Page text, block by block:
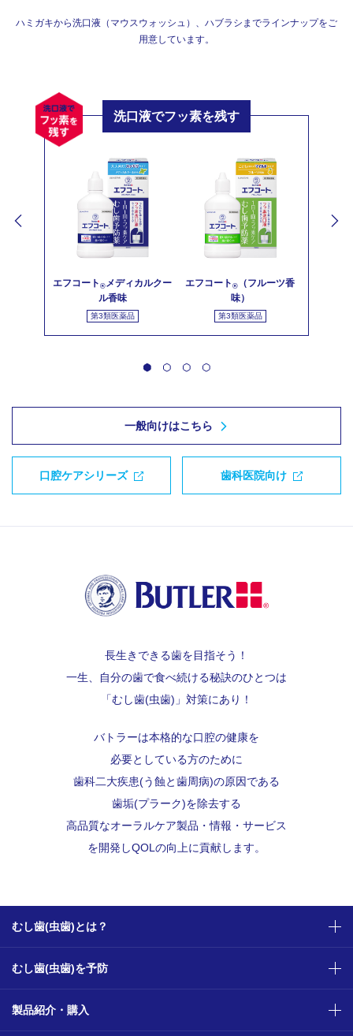
ハミガキから洗口液（マウスウォッシュ）、ハブラシまでラインナップをご
用意しています。
洗口液でフッ素を残す
エフコート®メディカルクー
ル香味
第3類医薬品
エフコート®
（フルーツ香
味）
第3類医薬品
一般向けはこちら
口腔ケアシリーズ 歯科医院向け
長生きできる歯を目指そう！
一生、自分の歯で食べ続ける秘訣のひとつは
「むし歯(虫歯)」対策にあり！
バトラーは本格的な口腔の健康を
必要としている方のために
歯科二大疾患(う蝕と歯周病)の原因である
歯垢(プラーク)を除去する
高品質なオーラルケア製品・情報・サービス
を開発しQOLの向上に貢献します。
むし歯(虫歯)とは？
むし歯(虫歯)を予防
製品紹介・購入